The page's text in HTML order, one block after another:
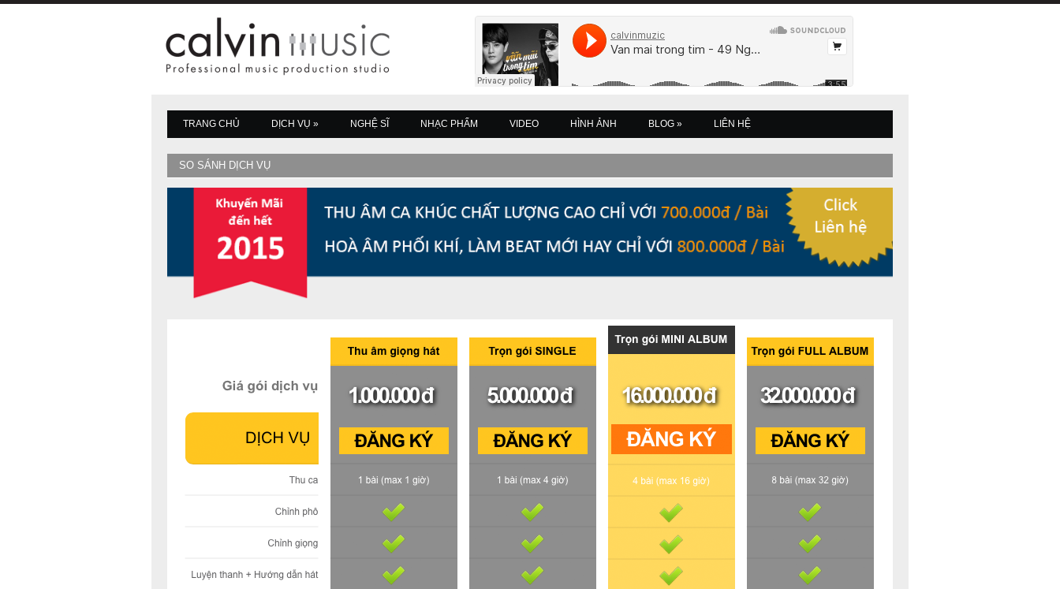
TRANG CHỦ DỊCH VỤ » NGHỆ SĨ NHẠC PHẨM VIDEO HÌNH ẢNH BLOG » LIÊN HỆ
SO SÁNH DỊCH VỤ